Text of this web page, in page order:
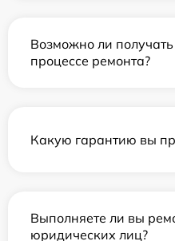
Возможно ли
процессе ремонта?
Какую гарантию вы
Выполняете ли вы
юридических лиц?